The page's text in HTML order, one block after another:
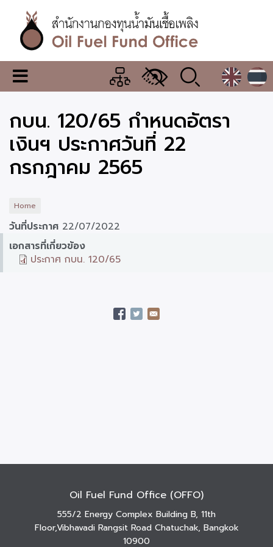
content
สำนักงาน
กองทุน
น้ำมัน
เชื้อ
เพลิง
เมนู
เปลี่ยน
แสดง
ผล
กบน. 120/65 กำหนดอัตรา
เงินฯ ประกาศวันที่ 22
กรกฎาคม 2565
Home
วันที่ประกาศ 22/07/2022
เอกสารที่เกี่ยวข้อง
ประกาศ กบน. 120/65
Oil Fuel Fund Office (OFFO)
555/2 Energy Complex Building B, 11th
Floor,Vibhavadi Rangsit Road Chatuchak, Bangkok
10900